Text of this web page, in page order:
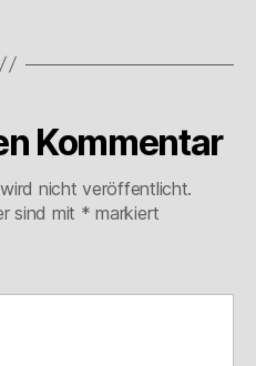
Kommentar
nicht veröffentlicht.
sind mit * markiert